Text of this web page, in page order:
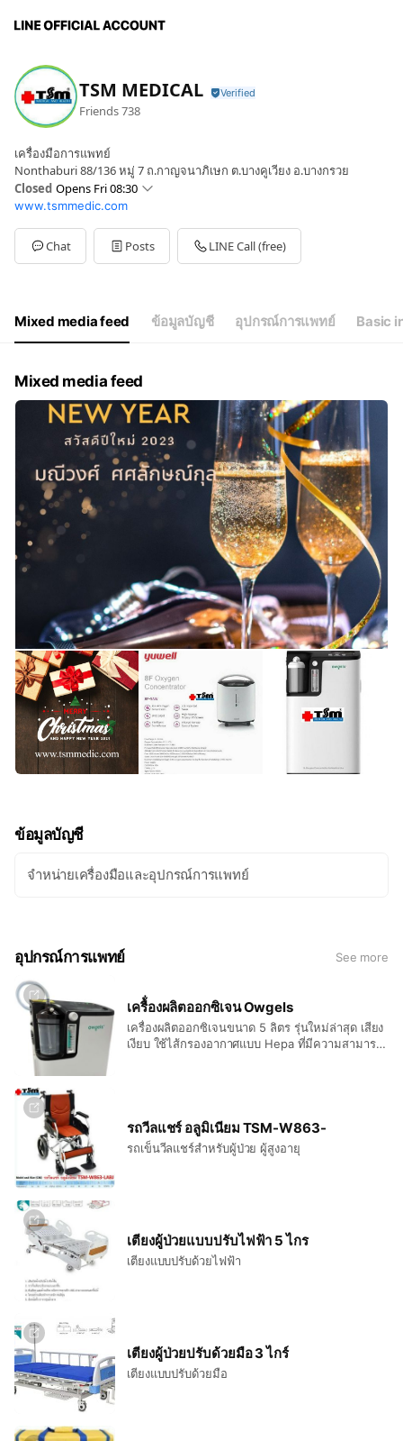
TSM MEDICAL
Friends738
เครื่องมือการแพทย์
Nonthaburi 88/136 หมู่ 7 ถ.กาญจนาภิเษก ต.บางคูเวียง อ.บางกรวย
Closed Opens Fri 08:30
SunClosed
Mon08:30 - 17:30
Tue08:30 - 17:30
Wed08:30 - 17:30
Sat
08:30 - 17:00
Open Mon-Sat8.30 น.-17.30 น.
www.tsmmedic.com
Chat Posts LINE Call (free)
Mixed media feed ข้อมูลบัญชี อุปกรณ์การแพทย์ Basic
Mixed media feed
ข้อมูลบัญชี
จำหน่ายเครื่องมือและอุปกรณ์การแพทย์
อุปกรณ์การแพทย์ See more
เครื้่องผลิตออกซิเจน Owgels
เครื่องผลิตออกซิเจนขนาด 5 ลิตร รุ่นใหม่ล่าสุด เสียง
เงียบ ใช้ไส้กรองอากาศแบบ Hepa ที่มีความสามารถ
รถวีลแชร์ อลูมิเนียม TSM-W863-
รถเข็นวีลแชร์สำหรับผู้ป่วย ผู้สูงอายุ
เตียงผู้ป่วยแบบปรับไฟฟ้า 5 ไกร
เตียงแบบปรับด้วยไฟฟ้า
เตียงผู้ป่วยปรับด้วยมือ 3 ไกร์
เตียงแบบปรับด้วยมือ